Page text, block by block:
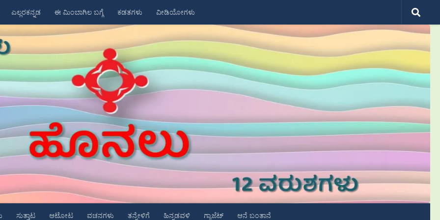
ಎಲ್ಲರಕನ್ನಡ ಈ ಮಿಂಬಾಗಿಲ ಬಗ್ಗೆ ಕಡತಗಳು ವೀಡಿಯೋಗಳು
ಸುತ್ತಾಟ ಆಟೋಟ ವಚನಗಳು ತನ್ನೇಳಿಗೆ ಹಿನ್ನಡವಳಿ ಗ್ಯಾಜೆಟ್ ಆನೆ ಬಂತಾನೆ